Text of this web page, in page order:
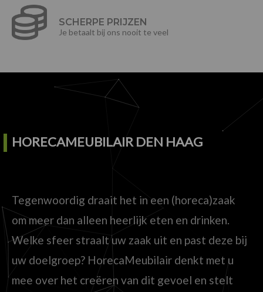
SCHERPE PRIJZEN
Je betaalt bij ons nooit te veel
HORECAMEUBILAIR DEN HAAG
Tegenwoordig draait het in een (horeca)zaak
om meer dan alleen heerlijk eten en drinken.
Welke sfeer straalt uw zaak uit en past deze bij
uw doelgroep? HorecaMeubilair denkt met u
mee over het creëren van dit gevoel en stelt